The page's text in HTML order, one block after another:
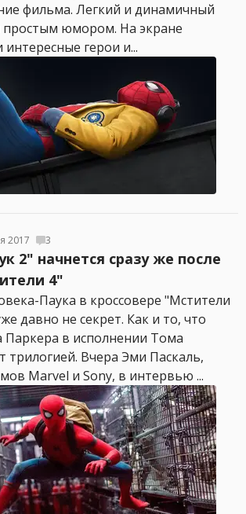
фильма. Легкий и динамичный
простым юмором. На экране
герои и...
2017 3
2" начнется сразу же после
4"
Паука в кроссовере "Мстители
давно не секрет. Как и то, что
Паркера в исполнении Тома
трилогией. Вчера Эми Паскаль,
Marvel и Sony, в интервью ...